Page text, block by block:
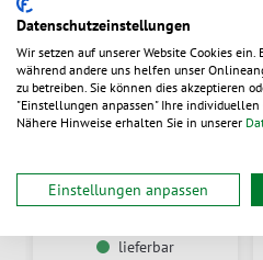
Tischtuchrolle
reißfest Dunicel®
ab 63,85 € / Rl.
lieferbar
Datenschutzeinstellungen
Wir setzen auf unserer Website Cookies
während andere uns helfen unser
zu betreiben. Sie können dies akzeptieren
"Einstellungen anpassen" Ihre
Nähere Hinweise erhalten Sie in unserer
Einstellungen anpassen